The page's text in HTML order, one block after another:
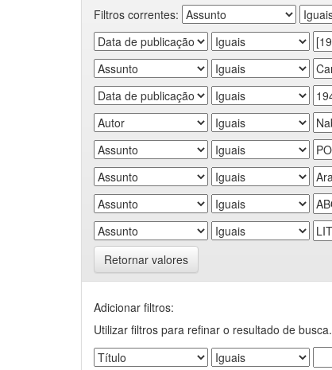
Filtros correntes:
Retornar valores
Adicionar filtros:
Utilizar filtros para refinar o resultado de busca.